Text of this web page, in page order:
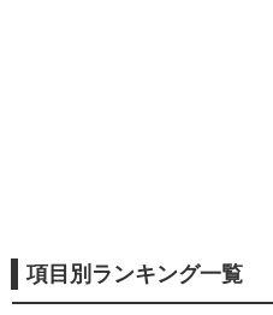
項目別ランキング一覧